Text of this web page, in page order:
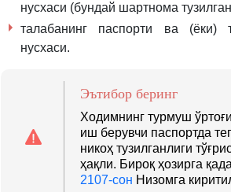
нусхаси (бундай шартнома
талабанинг паспорти ва (ёки)
нусхаси.
Эътибор беринг
Ходимнинг турмуш
иш берувчи паспортда
никоҳ тузилганлиги
ҳақли. Бироқ ҳозирга
2107-сон Низомга